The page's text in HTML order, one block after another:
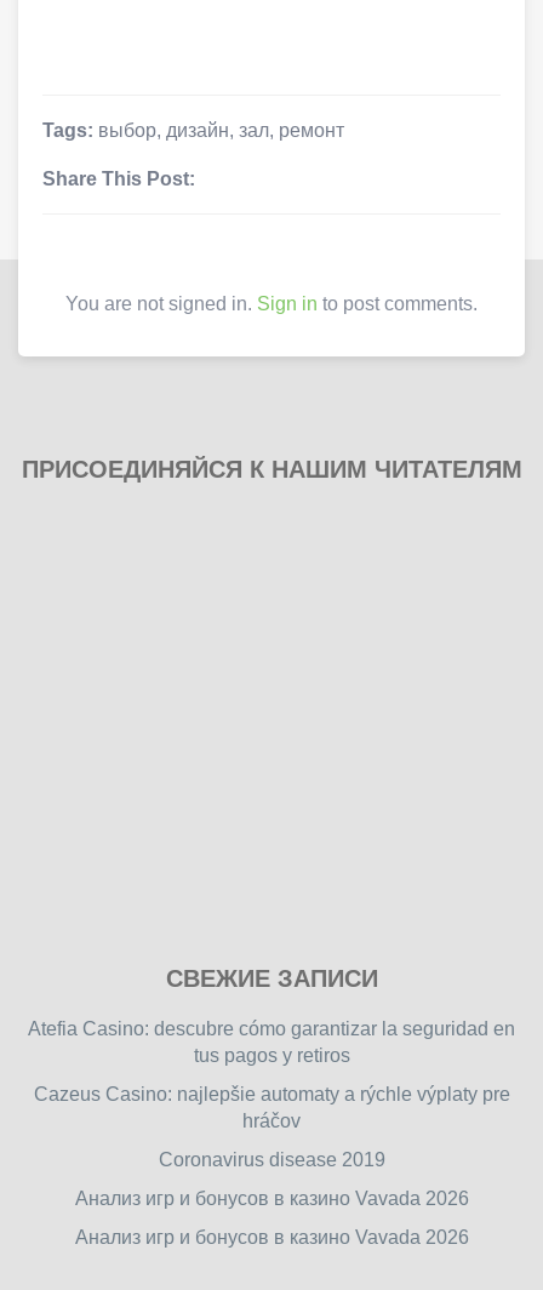
Tags: выбор, дизайн, зал, ремонт
Share This Post:
You are not signed in. Sign in to post comments.
ПРИСОЕДИНЯЙСЯ К НАШИМ ЧИТАТЕЛЯМ
free
games
games.
СВЕЖИЕ ЗАПИСИ
Atefia Casino: descubre cómo garantizar la seguridad en
tus pagos y retiros
Cazeus Casino: najlepšie automaty a rýchle výplaty pre
hráčov
Coronavirus disease 2019
Анализ игр и бонусов в казино Vavada 2026
Анализ игр и бонусов в казино Vavada 2026